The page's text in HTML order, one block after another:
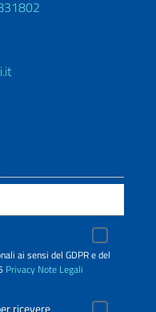
ai sensi del GDPR e del
Privacy Note Legali